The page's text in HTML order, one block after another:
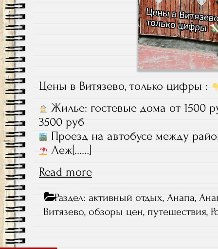
Цены в Витязево, только цифры :
Жилье: гостевые дома от 1500
3500 руб
Проезд на автобусе между
Леж[……]
Read more
Раздел: активный отдых,Анапа,
Витязево,обзоры цен, путешествия,